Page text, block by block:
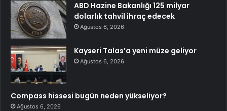
ABD Hazine Bakanlığı 125 milyar
dolarlık tahvil ihraç edecek
Ağustos 6, 2026
Kayseri Talas’a yeni müze geliyor
Ağustos 6, 2026
Compass hissesi bugün neden yükseliyor?
Ağustos 6, 2026